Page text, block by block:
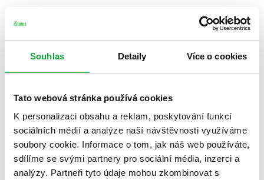
Souhlas Detaily Více o cookies
Tato webová stránka používá cookies
K personalizaci obsahu a reklam, poskytování funkcí
sociálních médií a analýze naší návštěvnosti využíváme
soubory cookie. Informace o tom, jak náš web používáte,
sdílíme se svými partnery pro sociální média, inzerci a
analýzy. Partneři tyto údaje mohou zkombinovat s